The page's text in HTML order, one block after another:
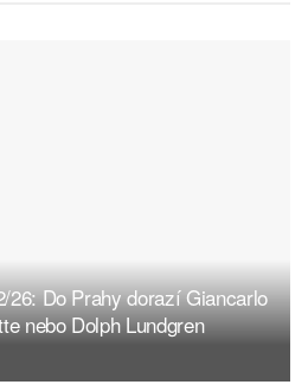
26: Do Prahy dorazí Giancarlo
nebo Dolph Lundgren